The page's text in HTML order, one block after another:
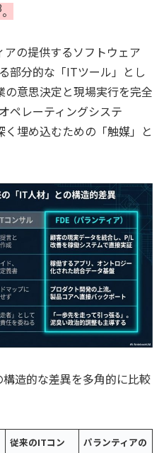
。
の提供するソフトウェア
部分的な「ITツール」とし
意思決定と現場実行を完全
ペレーティングシステ
埋め込むための「触媒」と
造的な差異を多角的に比較
従来のITコン
パランティアの